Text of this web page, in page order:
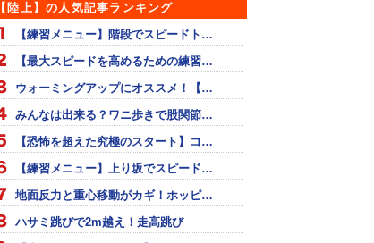
【陸上】の人気記事ランキング
【練習メニュー】階段でスピードト…
【最大スピードを高めるための練習…
ウォーミングアップにオススメ！【…
みんなは出来る？ワニ歩きで股関節…
【恐怖を超えた究極のスタート】コ…
【練習メニュー】上り坂でスピード…
地面反力と重心移動がカギ！ホッピ…
ハサミ跳びで2m越え！走高跳び